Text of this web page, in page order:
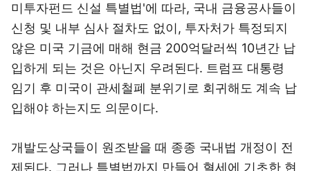
미투자펀드 신설 특별법'에 따라, 국내 금융공사들이
신청 및 내부 심사 절차도 없이, 투자처가 특정되지
않은 미국 기금에 매해 현금 200억달러씩 10년간 납
입하게 되는 것은 아닌지 우려된다. 트럼프 대통령
임기 후 미국이 관세철폐 분위기로 회귀해도 계속 납
입해야 하는지도 의문이다.
개발도상국들이 원조받을 때 종종 국내법 개정이 전
제된다. 그러나 특별법까지 만들어 혈세에 기초한 현